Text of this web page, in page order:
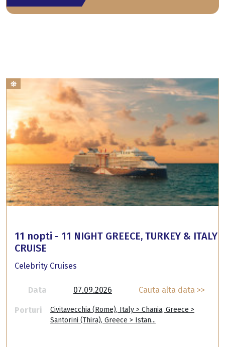
11 nopti - 11 NIGHT GREECE, TURKEY & ITALY
CRUISE
Celebrity Cruises
Data 07.09.2026 Cauta alta data >>
Porturi
Civitavecchia (Rome), Italy > Chania, Greece >
Santorini (Thira), Greece > Istan...